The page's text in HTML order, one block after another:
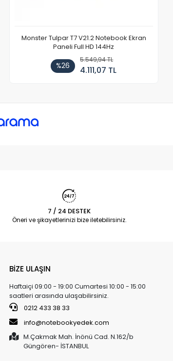
Monster Tulpar T7 V21.2 Notebook Ekran
Paneli Full HD 144Hz
%26
5.549,94 TL
4.111,07 TL
7 / 24 DESTEK
Öneri ve şikayetlerinizi bize iletebilirsiniz.
BİZE ULAŞIN
Haftaiçi 09:00 - 19:00 Cumartesi 10:00 - 15:00
saatleri arasında ulaşabilirsiniz.
0212 433 38 33
info@notebookyedek.com
M.Çakmak Mah. İnönü Cad. N.162/b
Güngören- İSTANBUL